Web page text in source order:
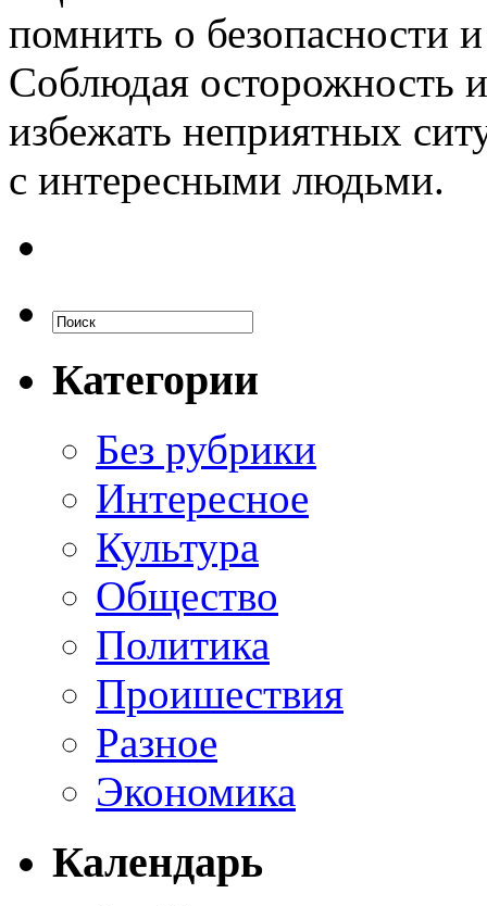
помнить о безопасности
Соблюдая осторожность
избежать неприятных
с интересными людьми.
Категории
Без рубрики
Интересное
Культура
Общество
Политика
Проишествия
Разное
Экономика
Календарь